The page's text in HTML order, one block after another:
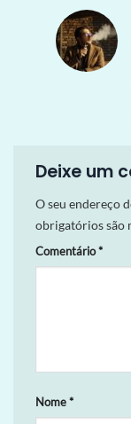
Deixe um
O seu endereço
obrigatórios são
Comentário*
Nome *